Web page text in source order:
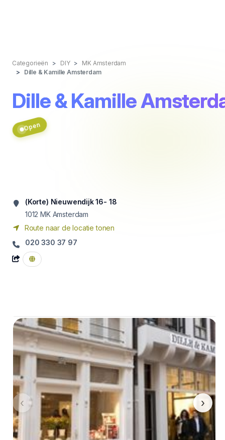
Categorieën DIY
MK Amsterdam
Dille & Kamille Amsterdam
Dille & Kamille
Open
(Korte) Nieuwendijk 16- 18
1012 MK Amsterdam
Route naar de locatie tonen
020 330 37 97
‹ ›